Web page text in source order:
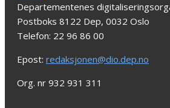
Departementenes
Postboks 8122 Dep, 0032 Oslo
Telefon: 22 96 86 00
Epost: redaksjonen@dio.dep.no
Org. nr 932 931 311